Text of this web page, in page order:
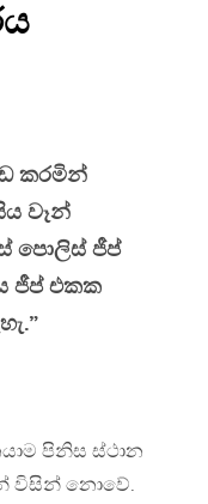
කරමින්
වෑන්
පොලිස් ජීප්
ජීප් එකක
පිනිස ස්ථාන
විසින් නොවේ.